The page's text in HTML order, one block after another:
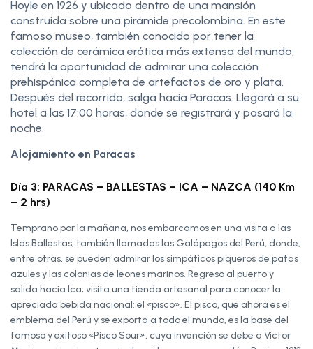
Hoyle en 1926 y ubicado dentro de una mansión
construida sobre una pirámide precolombina. En este
famoso museo, también conocido por tener la
colección de cerámica erótica más extensa del mundo,
tendrá la oportunidad de admirar una colección
prehispánica completa de artefactos de oro y plata.
Después del recorrido, salga hacia Paracas. Llegará a su
hotel a las 17:00 horas, donde se registrará y pasará la
noche.
Alojamiento en Paracas
Día 3: PARACAS – BALLESTAS – ICA – NAZCA (140 Km
– 2 hrs)
Temprano por la mañana, nos embarcamos en una visita a las
Islas Ballestas, también llamadas las Galápagos del Perú, donde,
entre otras, se pueden admirar los simpáticos piqueros de patas
azules y las colonias de leones marinos. Regreso al puerto y
salida hacia Ica; visita una tienda artesanal para conocer la
apreciada bebida nacional: el «pisco». El pisco, que ahora es el
emblema del Perú y se exporta a todo el mundo, es la base del
famoso y exitoso «Pisco Sour», cuya invención se debe a Victor